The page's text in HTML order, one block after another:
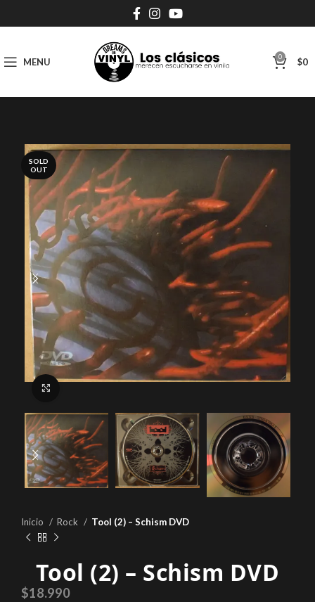
MENU 0 $0
SOLD
OUT
Inicio Rock Tool (2) – Schism DVD
Tool (2) – Schism DVD
$18.990